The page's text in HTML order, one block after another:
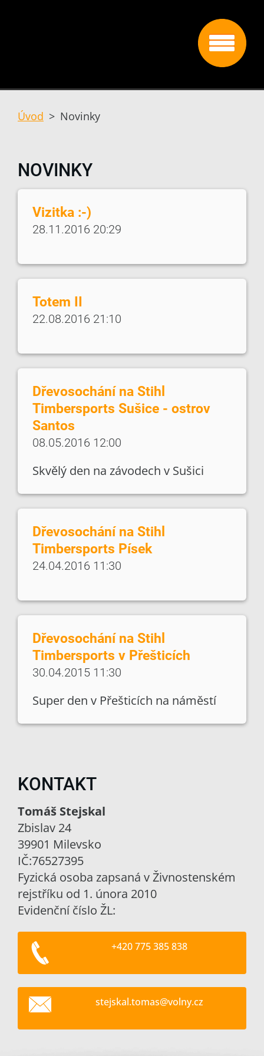
Úvod > Novinky
NOVINKY
Vizitka :-)
28.11.2016 20:29
Totem II
22.08.2016 21:10
Dřevosochání na Stihl
Timbersports Sušice - ostrov
Santos
08.05.2016 12:00
Skvělý den na závodech v Sušici
Dřevosochání na Stihl
Timbersports Písek
24.04.2016 11:30
Dřevosochání na Stihl
Timbersports v Přešticích
30.04.2015 11:30
Super den v Přešticích na náměstí
KONTAKT
Tomáš Stejskal
Zbislav 24
39901 Milevsko
IČ:76527395
Fyzická osoba zapsaná v Živnostenském
rejstříku od 1. února 2010
Evidenční číslo ŽL:
+420 775 385 838
stejskal.tomas@volny.cz